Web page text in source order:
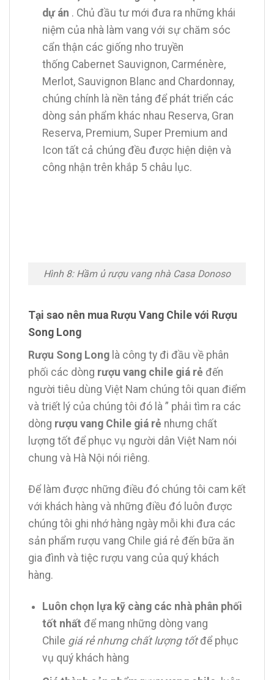
dự án . Chủ đầu tư mới đưa ra những khái
niệm của nhà làm vang với sự chăm sóc
cẩn thận các giống nho truyền
thống Cabernet Sauvignon, Carménère,
Merlot, Sauvignon Blanc and Chardonnay,
chúng chính là nền tảng để phát triển các
dòng sản phẩm khác nhau Reserva, Gran
Reserva, Premium, Super Premium and
Icon tất cả chúng đều được hiện diện và
công nhận trên khắp 5 châu lục.
Hình 8: Hầm ủ rượu vang nhà Casa Donoso
Tại sao nên mua Rượu Vang Chile với Rượu
Song Long
Rượu Song Long là công ty đi đầu về phân
phối các dòng rượu vang chile giá rẻ đến
người tiêu dùng Việt Nam chúng tôi quan điểm
và triết lý của chúng tôi đó là ” phải tìm ra các
dòng rượu vang Chile giá rẻ nhưng chất
lượng tốt để phục vụ người dân Việt Nam nói
chung và Hà Nội nói riêng.
Để làm được những điều đó chúng tôi cam kết
với khách hàng và những điều đó luôn được
chúng tôi ghi nhớ hàng ngày mỗi khi đưa các
sản phẩm rượu vang Chile giá rẻ đến bữa ăn
gia đình và tiệc rượu vang của quý khách
hàng.
Luôn chọn lựa kỹ càng các nhà phân phối
tốt nhất để mang những dòng vang
Chile giá rẻ nhưng chất lượng tốtđể phục
vụ quý khách hàng